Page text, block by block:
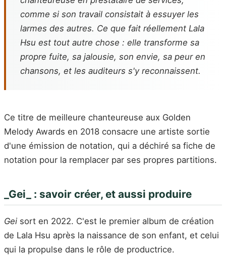
comme si son travail consistait à essuyer les
larmes des autres. Ce que fait réellement Lala
Hsu est tout autre chose : elle transforme sa
propre fuite, sa jalousie, son envie, sa peur en
chansons, et les auditeurs s'y reconnaissent.
Ce titre de meilleure chanteureuse aux Golden
Melody Awards en 2018 consacre une artiste sortie
d'une émission de notation, qui a déchiré sa fiche de
notation pour la remplacer par ses propres partitions.
_Gei_ : savoir créer, et aussi produire
Gei sort en 2022. C'est le premier album de création
de Lala Hsu après la naissance de son enfant, et celui
qui la propulse dans le rôle de productrice.